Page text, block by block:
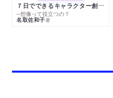
７日でできるキャラクター創作入門
─想像って役立つの？
名取佐和子著